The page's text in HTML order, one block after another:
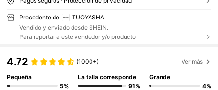
Procedente de
TUOYASHA
Vendido y enviado desde SHEIN.
Para reportar a este vendedor y/o producto
4.72 (1000+) Ver más
Pequeña
5%
La talla corresponde
91%
Grande
4%